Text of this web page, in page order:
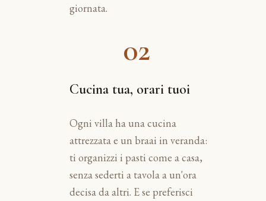
giornata.
02
Cucina tua, orari tuoi
Ogni villa ha una cucina
attrezzata e un braai in veranda:
ti organizzi i pasti come a casa,
senza sederti a tavola a un'ora
decisa da altri. E se preferisci